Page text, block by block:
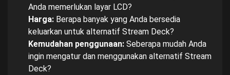
Anda memerlukan layar LCD?
Harga: Berapa banyak yang Anda bersedia
keluarkan untuk alternatif Stream Deck?
Kemudahan penggunaan: Seberapa mudah Anda
ingin mengatur dan menggunakan alternatif Stream
Deck?